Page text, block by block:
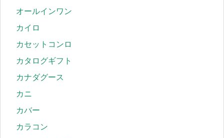
オールインワン
カイロ
カセットコンロ
カタログギフト
カナダグース
カニ
カバー
カラコン